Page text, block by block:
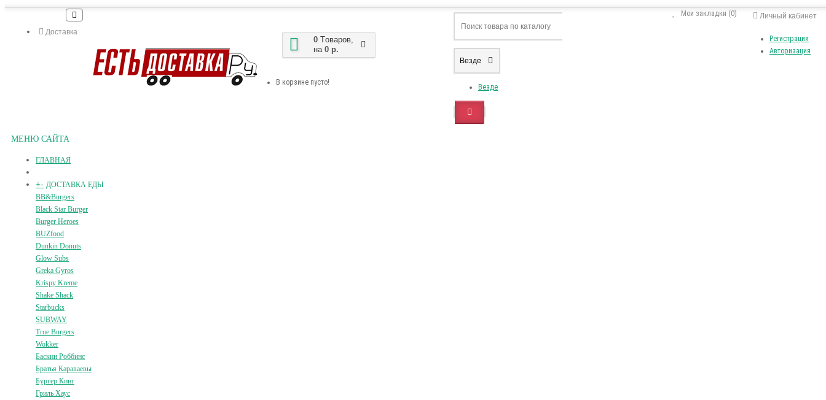
Доставка
Личный кабинет
Регистрация
Авторизация
Мои закладки (0)
0 Tоваров,
на 0 р.
В корзине пусто!
Везде
Везде
МЕНЮ САЙТА
ГЛАВНАЯ
+- ДОСТАВКА ЕДЫ
BB&Burgers
Black Star Burger
Burger Heroes
BUZfood
Dunkin Donuts
Glow Subs
Greka Gyros
Krispy Kreme
Shake Shack
Starbucks
SUBWAY
True Burgers
Wokker
Баскин Роббинс
Братья Караваевы
Бургер Кинг
Гриль Хаус